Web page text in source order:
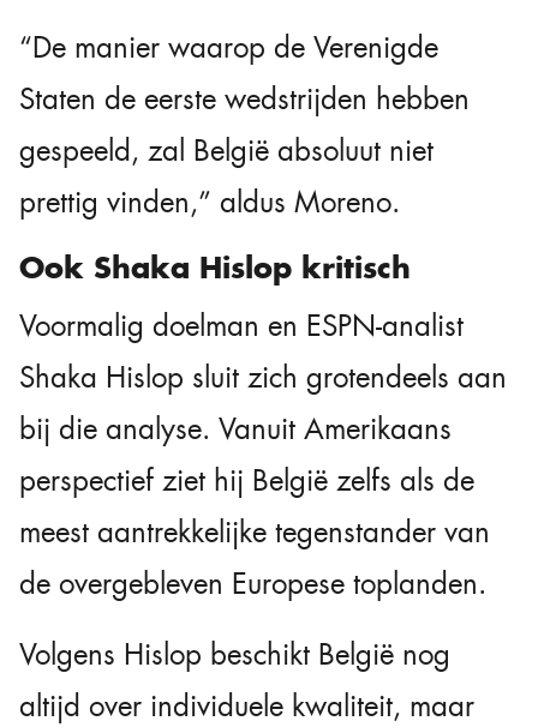
“De manier waarop de Verenigde
Staten de eerste wedstrijden hebben
gespeeld, zal België absoluut niet
prettig vinden,” aldus Moreno.
Ook Shaka Hislop kritisch
Voormalig doelman en ESPN-analist
Shaka Hislop sluit zich grotendeels aan
bij die analyse. Vanuit Amerikaans
perspectief ziet hij België zelfs als de
meest aantrekkelijke tegenstander van
de overgebleven Europese toplanden.
Volgens Hislop beschikt België nog
altijd over individuele kwaliteit, maar